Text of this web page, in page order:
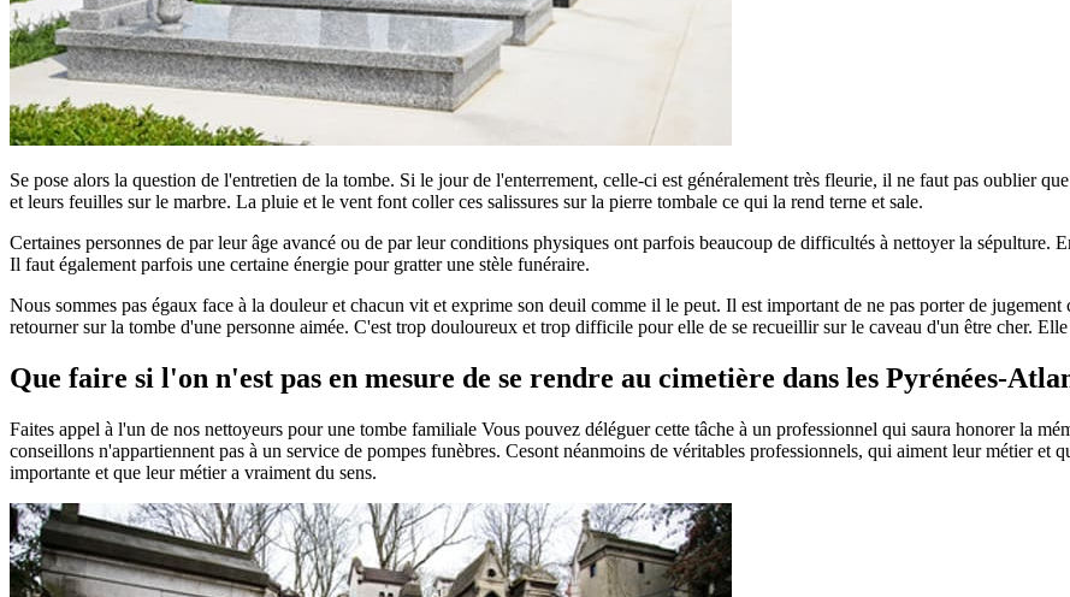
Se pose alors la question de l'entretien de la tombe. Si le jour de l'enterrement, celle-ci est généralement très fleurie, il ne faut pas oublier
et leurs feuilles sur le marbre. La pluie et le vent font coller ces salissures sur la pierre tombale ce qui la rend terne et sale.
Certaines personnes de par leur âge avancé ou de par leur conditions physiques ont parfois beaucoup de difficultés à nettoyer la sépulture.
Il faut également parfois une certaine énergie pour gratter une stèle funéraire.
Nous sommes pas égaux face à la douleur et chacun vit et exprime son deuil comme il le peut. Il est important de ne pas porter de
retourner sur la tombe d'une personne aimée. C'est trop douloureux et trop difficile pour elle de se recueillir sur le caveau d'un être cher.
Que faire si l'on n'est pas en mesure de se rendre au cimetière dans les Pyrénées-
Faites appel à l'un de nos nettoyeurs pour une tombe familiale Vous pouvez déléguer cette tâche à un professionnel qui saura honorer la
conseillons n'appartiennent pas à un service de pompes funèbres. Cesont néanmoins de véritables professionnels, qui aiment leur métier et
importante et que leur métier a vraiment du sens.